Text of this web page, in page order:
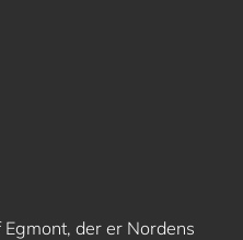
der er Nordens